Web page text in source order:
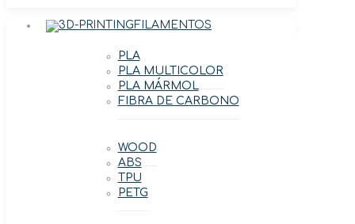
FILAMENTOS
PLA
PLA MULTICOLOR
PLA MÁRMOL
FIBRA DE CARBONO
WOOD
ABS
TPU
PETG